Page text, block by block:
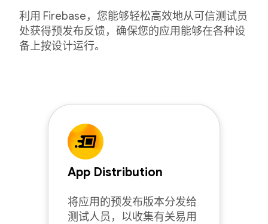
利用 Firebase，您能够轻松高效地从可信测试员
处获得预发布反馈，确保您的应用能够在各种设
备上按设计运行。
App Distribution
将应用的预发布版本分发给
测试人员，以收集有关易用